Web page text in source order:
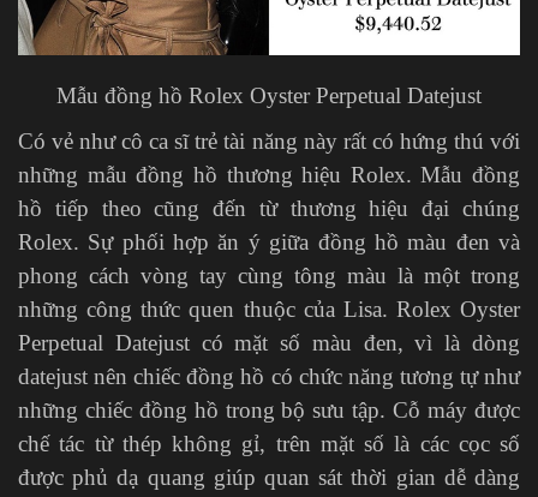
Mẫu đồng hồ Rolex Oyster Perpetual Datejust
Có vẻ như cô ca sĩ trẻ tài năng này rất có hứng thú với
những mẫu đồng hồ thương hiệu Rolex. Mẫu đồng
hồ tiếp theo cũng đến từ thương hiệu đại chúng
Rolex. Sự phối hợp ăn ý giữa đồng hồ màu đen và
phong cách vòng tay cùng tông màu là một trong
những công thức quen thuộc của Lisa. Rolex Oyster
Perpetual Datejust có mặt số màu đen, vì là dòng
datejust nên chiếc đồng hồ có chức năng tương tự như
những chiếc đồng hồ trong bộ sưu tập. Cỗ máy được
chế tác từ thép không gỉ, trên mặt số là các cọc số
được phủ dạ quang giúp quan sát thời gian dễ dàng